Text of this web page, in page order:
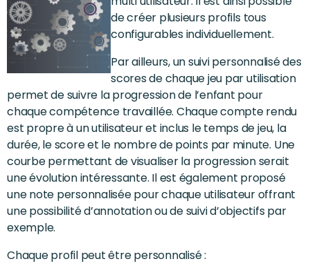
de créer plusieurs profils tous
configurables individuellement.
Par ailleurs, un suivi personnalisé des
scores de chaque jeu par utilisation
permet de suivre la progression de l’enfant pour
chaque compétence travaillée. Chaque compte rendu
est propre à un utilisateur et inclus le temps de jeu, la
durée, le score et le nombre de points par minute. Une
courbe permettant de visualiser la progression serait
une évolution intéressante. Il est également proposé
une note personnalisée pour chaque utilisateur offrant
une possibilité d’annotation ou de suivi d’objectifs par
exemple.
Chaque profil peut être personnalisé :